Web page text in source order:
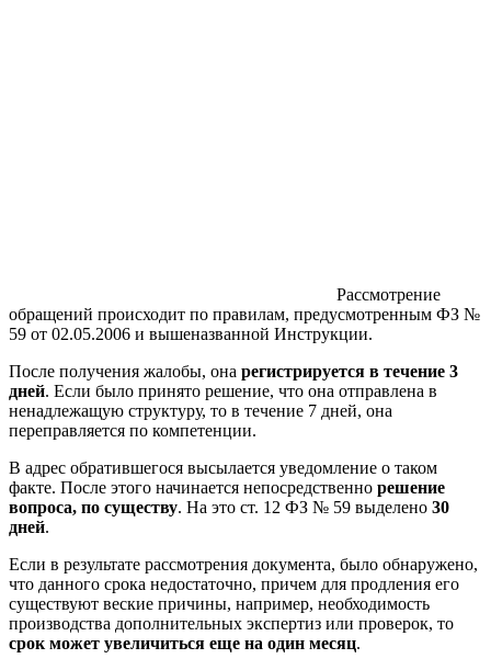
Рассмотрение
обращений происходит по правилам, предусмотренным ФЗ №
59 от 02.05.2006 и вышеназванной Инструкции.
После получения жалобы, она регистрируется в течение 3
дней. Если было принято решение, что она отправлена в
ненадлежащую структуру, то в течение 7 дней, она
переправляется по компетенции.
В адрес обратившегося высылается уведомление о таком
факте. После этого начинается непосредственно решение
вопроса, по существу. На это ст. 12 ФЗ № 59 выделено 30
дней.
Если в результате рассмотрения документа, было обнаружено,
что данного срока недостаточно, причем для продления его
существуют веские причины, например, необходимость
производства дополнительных экспертиз или проверок, то
срок может увеличиться еще на один месяц.